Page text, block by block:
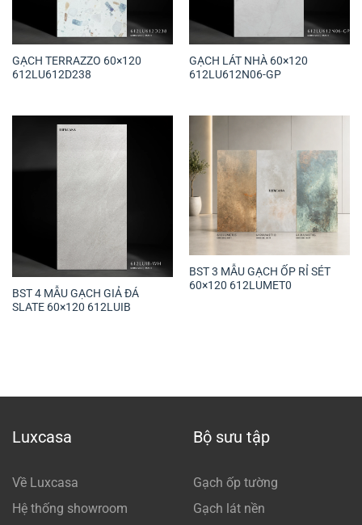
GẠCH TERRAZZO 60×120
612LU612D238
GẠCH LÁT NHÀ 60×120
612LU612N06-GP
BST 4 MẪU GẠCH GIẢ ĐÁ
SLATE 60×120 612LUIB
BST 3 MẪU GẠCH ỐP RỈ SÉT
60×120 612LUMET0
Luxcasa
Về Luxcasa
Hệ thống showroom
Bộ sưu tập
Gạch ốp tường
Gạch lát nền